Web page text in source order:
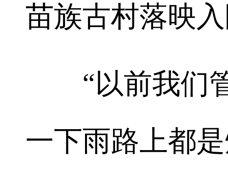
苗族古村落映
“以前我们管
一下雨路上都